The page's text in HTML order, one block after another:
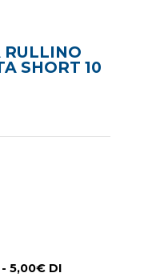
RULLINO
SHORT 10
- 5,00€ DI